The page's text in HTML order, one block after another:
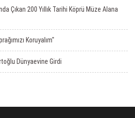
Çıkan 200 Yıllık Tarihi Köprü Müze Alana
Koruyalım"
Dünyaevine Girdi